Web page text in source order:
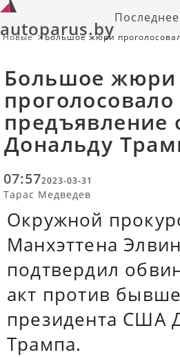
autoparus.byПоследнее
Новые
Большое жюри
Большое жюри
проголосовало
предъявление
Дональду
07:572023-03-31
Тарас Медведев
Окружной
Манхэттена
подтвердил
акт против
президента США
Трампа.